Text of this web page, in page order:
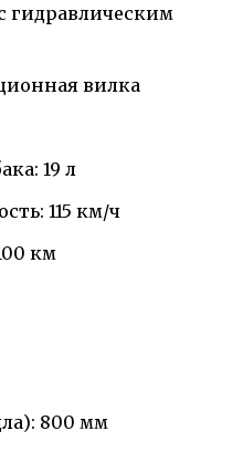
гидравлическим
вилка
19 л
115 км/ч
км
800 мм